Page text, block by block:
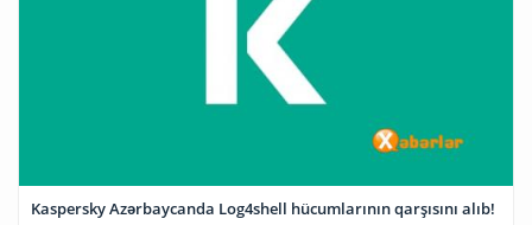
Kaspersky Azərbaycanda Log4shell hücumlarının qarşısını alıb!